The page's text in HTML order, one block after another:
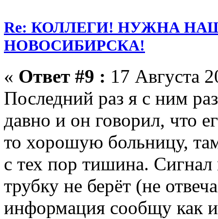
Re: КОЛЛЕГИ! НУЖНА
НОВОСИБИРСКА!
« Ответ #9 : 17 Августа
Последний раз я с ним
давно и он говорил, что
то хорошую больницу,
с тех пор тишина. Сигнал
трубку не берёт (не
информация сообщу как